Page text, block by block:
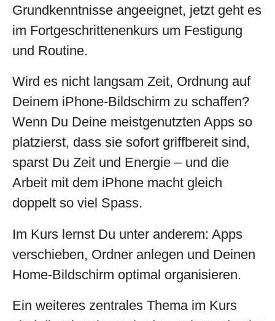
Grundkenntnisse angeeignet, jetzt geht es
im Fortgeschrittenenkurs um Festigung
und Routine.
Wird es nicht langsam Zeit, Ordnung auf
Deinem iPhone-Bildschirm zu schaffen?
Wenn Du Deine meistgenutzten Apps so
platzierst, dass sie sofort griffbereit sind,
sparst Du Zeit und Energie – und die
Arbeit mit dem iPhone macht gleich
doppelt so viel Spass.
Im Kurs lernst Du unter anderem: Apps
verschieben, Ordner anlegen und Deinen
Home-Bildschirm optimal organisieren.
Ein weiteres zentrales Thema im Kurs